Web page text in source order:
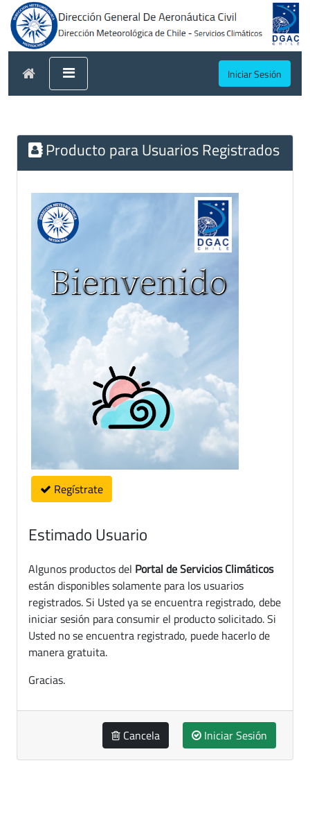
Iniciar Sesión
Producto para Usuarios Registrados
Regístrate
Estimado Usuario
Algunos productos del Portal de Servicios Climáticos
están disponibles solamente para los usuarios
registrados. Si Usted ya se encuentra registrado, debe
iniciar sesión para consumir el producto solicitado. Si
Usted no se encuentra registrado, puede hacerlo de
manera gratuita.
Gracias.
Cancela Iniciar Sesión